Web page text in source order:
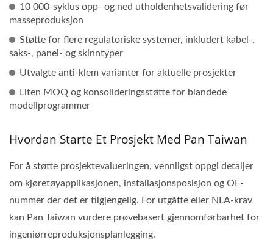
10 000-syklus opp- og ned utholdenhetsvalidering før
masseproduksjon
Støtte for flere regulatoriske systemer, inkludert kabel-,
saks-, panel- og skinntyper
Utvalgte anti-klem varianter for aktuelle prosjekter
Liten MOQ og konsolideringsstøtte for blandede
modellprogrammer
Hvordan Starte Et Prosjekt Med Pan Taiwan
For å støtte prosjektevalueringen, vennligst oppgi detaljer
om kjøretøyapplikasjonen, installasjonsposisjon og OE-
nummer der det er tilgjengelig. For utgåtte eller NLA-krav
kan Pan Taiwan vurdere prøvebasert gjennomførbarhet for
ingeniørreproduksjonsplanlegging.